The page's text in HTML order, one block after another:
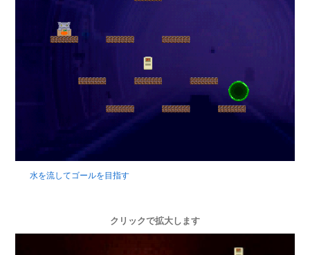
水を流してゴールを目指す
クリックで拡大します